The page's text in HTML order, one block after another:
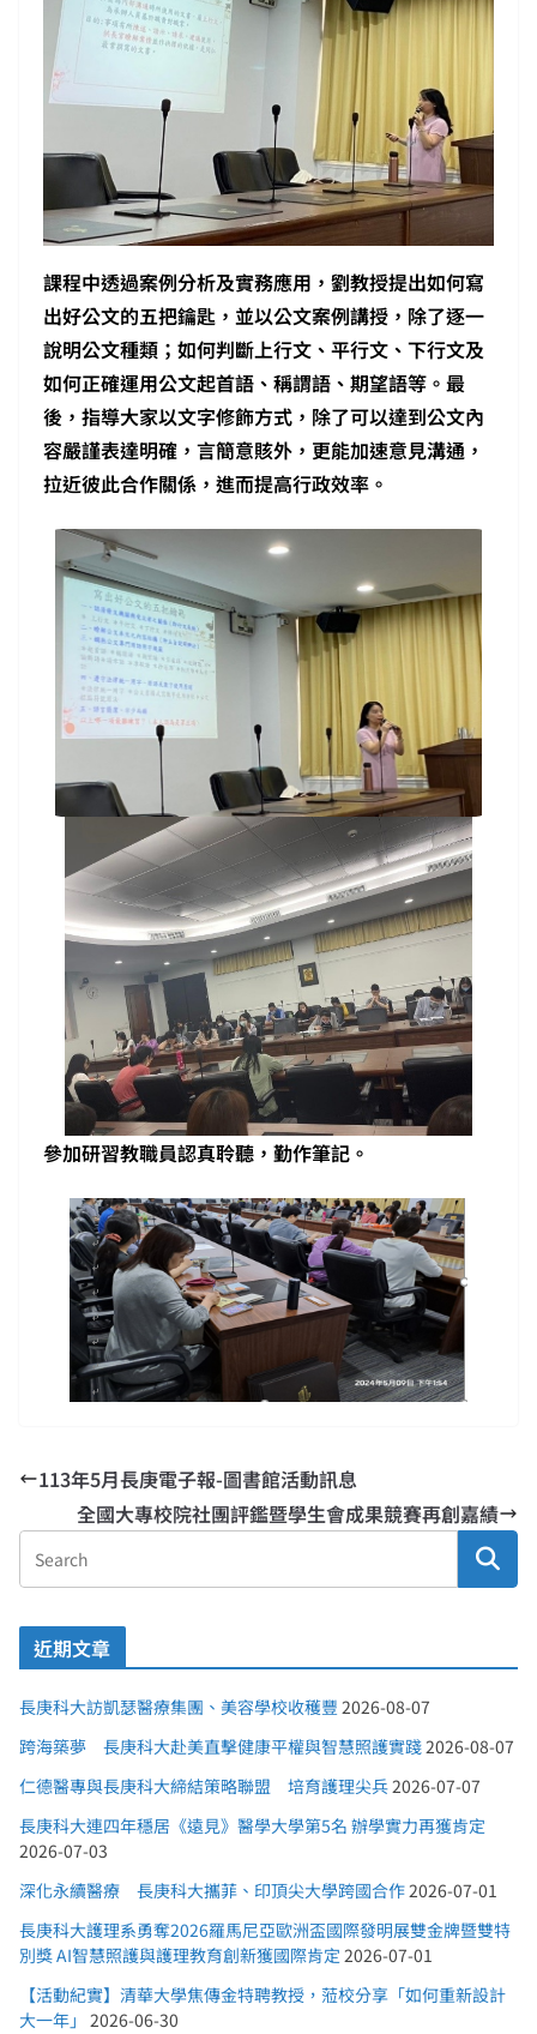
課程中透過案例分析及實務應用，劉教授提出如何寫
出好公文的五把鑰匙，並以公文案例講授，除了逐一
說明公文種類；如何判斷上行文、平行文、下行文及
如何正確運用公文起首語、稱謂語、期望語等。最
後，指導大家以文字修飾方式，除了可以達到公文內
容嚴謹表達明確，言簡意賅外，更能加速意見溝通，
拉近彼此合作關係，進而提高行政效率。
參加研習教職員認真聆聽，勤作筆記。
113年5月長庚電子報-圖書館活動訊息
全國大專校院社團評鑑暨學生會成果競賽再創嘉績
近期文章
長庚科大訪凱瑟醫療集團、美容學校收穫豐 2026-08-07
跨海築夢 長庚科大赴美直擊健康平權與智慧照護實踐2026-08-07
仁德醫專與長庚科大締結策略聯盟 培育護理尖兵2026-07-07
長庚科大連四年穩居《遠見》醫學大學第5名 辦學實力再獲肯定
2026-07-03
深化永續醫療 長庚科大攜菲、印頂尖大學跨國合作2026-07-01
長庚科大護理系勇奪2026羅馬尼亞歐洲盃國際發明展雙金牌暨雙特
別獎 AI智慧照護與護理教育創新獲國際肯定 2026-07-01
【活動紀實】清華大學焦傳金特聘教授，蒞校分享「如何重新設計
大一年」 2026-06-30